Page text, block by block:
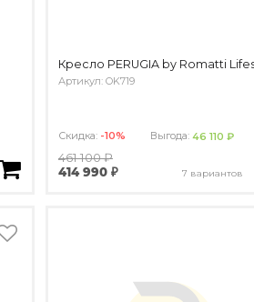
Кресло PERUGIA by Romatti
Артикул: OK719
Скидка: -10% Выгода:46 110 ₽
461 100 ₽
414 990 ₽
7 вариантов